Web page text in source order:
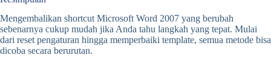
Mengembalikan shortcut Microsoft Word 2007 yang berubah
sebenarnya cukup mudah jika Anda tahu langkah yang tepat. Mulai
dari reset pengaturan hingga memperbaiki template, semua metode bisa
dicoba secara berurutan.